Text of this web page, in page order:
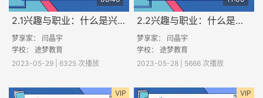
2.1兴趣与职业：什么是兴趣？
梦享家： 闫晶宇
学校： 途梦教育
2023-05-29 | 6325 次播放
2.2兴趣与职业：什么是职业兴趣？
梦享家： 闫晶宇
学校： 途梦教育
2023-05-28 | 5666 次播放
VIP VIP